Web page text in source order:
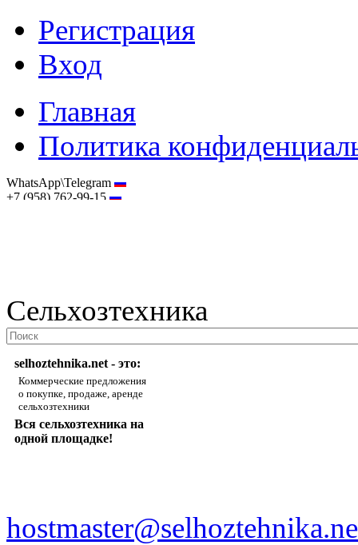
Регистрация
Вход
Главная
Политика
WhatsApp\Telegram
+7 (958) 762-99-15
Сельхозтехника
selhoztehnika.net - это:
Коммерческие предложения
о покупке, продаже, аренде
сельхозтехники
Вся сельхозтехника на
одной площадке!